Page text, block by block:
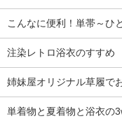
こんなに便利！単帯～ひ
注染レトロ浴衣のすすめ
姉妹屋オリジナル草履で
単着物と夏着物と浴衣の